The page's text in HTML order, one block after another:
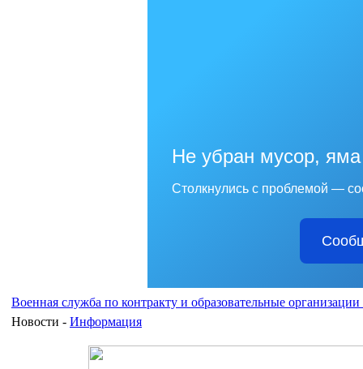
Не убран мусор,
Столкнулись с проблемой —
Военная служба по контракту и образовательные
Новости - Информация